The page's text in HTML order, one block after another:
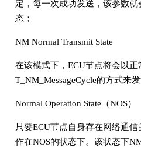
定，每一次成功发送，该参数
态；
NM Normal Transmit State
在该模式下，ECU节点将会以正
T_NM_MessageCycle的方式来发
Normal Operation State（NOS）
只要ECU节点自身存在网络通
作在NOS的状态下。该状态下